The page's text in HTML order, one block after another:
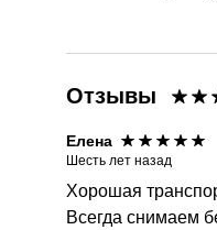
Отзывы
Елена
Шесть лет назад
Хорошая
Всегда снимаем